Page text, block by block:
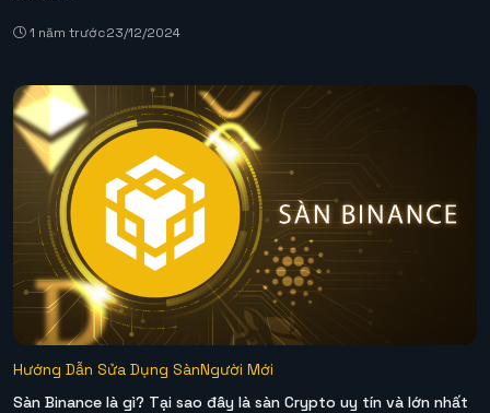
1 năm trước23/12/2024
Hướng Dẫn Sửa Dụng SànNgười Mới
Sàn Binance là gì? Tại sao đây là sàn Crypto uy tín và lớn nhất